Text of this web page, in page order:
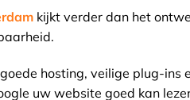
kijkt verder dan het
hosting, veilige plug-ins
uw website goed kan